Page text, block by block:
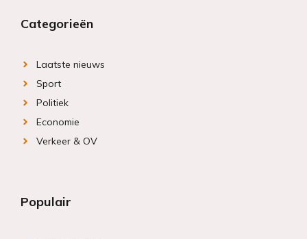
Categorieën
Laatste nieuws
Sport
Politiek
Economie
Verkeer & OV
Populair